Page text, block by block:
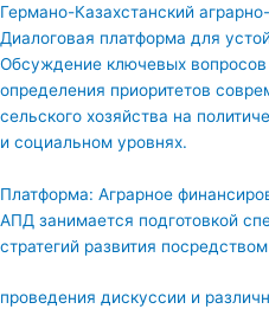
Германо-Казахстанский
Диалоговая платформа для
Обсуждение ключевых
определения приоритетов
сельского хозяйства на
и социальном уровнях.
Платформа: Аграрное
АПД занимается подготовкой
стратегий развития
проведения дискуссии и